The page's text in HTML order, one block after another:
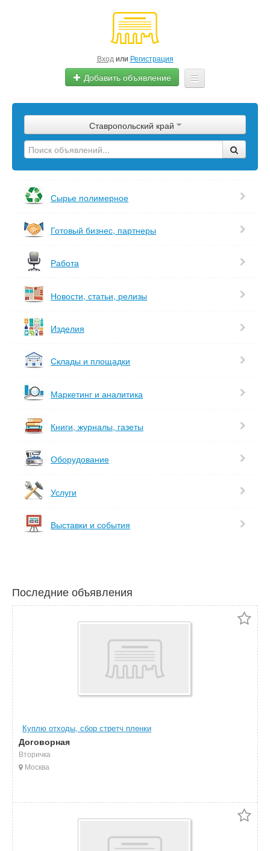
Вход или Регистрация
Добавить объявление
Сырье
Изделия
Еще
Ставропольский край
Сырье полимерное
Готовый бизнес, партнеры
Работа
Новости, статьи, релизы
Изделия
Склады и площадки
Маркетинг и аналитика
Книги, журналы, газеты
Оборудование
Услуги
Выставки и события
Последние объявления
Куплю отходы, сбор стретч пленки
Договорная
Вторичка
Москва